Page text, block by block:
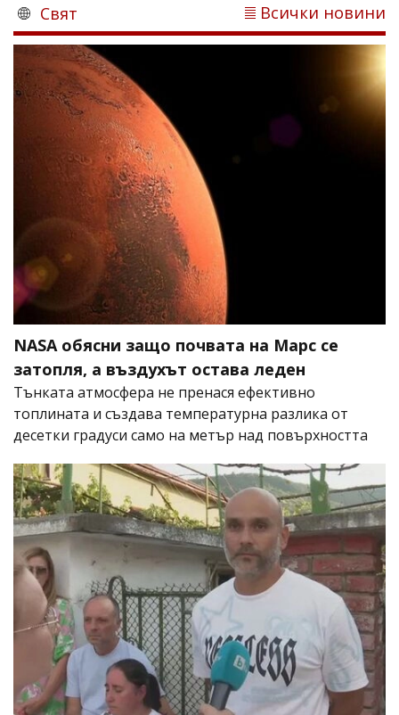
Свят Всички новини
NASA обясни защо почвата на Марс се
затопля, а въздухът остава леден
Тънката атмосфера не пренася ефективно
топлината и създава температурна разлика от
десетки градуси само на метър над повърхността